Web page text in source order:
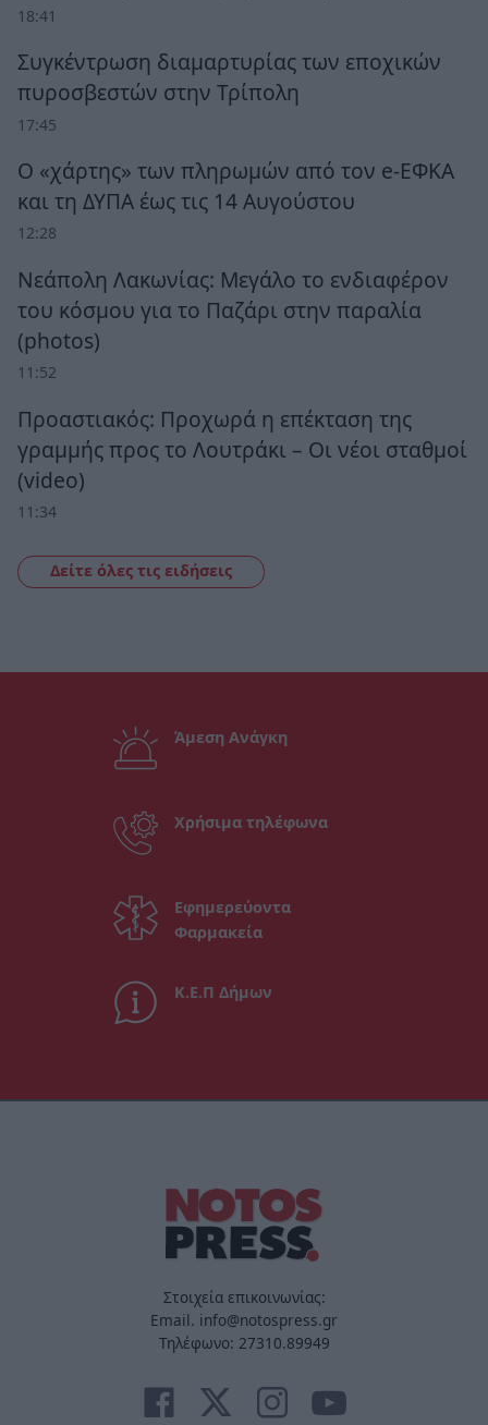
18:41
Συγκέντρωση διαμαρτυρίας των εποχικών
πυροσβεστών στην Τρίπολη
17:45
Ο «χάρτης» των πληρωμών από τον e-ΕΦΚΑ
και τη ΔΥΠΑ έως τις 14 Αυγούστου
12:28
Νεάπολη Λακωνίας: Μεγάλο το ενδιαφέρον
του κόσμου για το Παζάρι στην παραλία
(photos)
11:52
Προαστιακός: Προχωρά η επέκταση της
γραμμής προς το Λουτράκι – Οι νέοι σταθμοί
(video)
11:34
Δείτε όλες τις ειδήσεις
Άμεση Ανάγκη
Χρήσιμα τηλέφωνα
Εφημερεύοντα
Φαρμακεία
Κ.Ε.Π Δήμων
Στοιχεία επικοινωνίας:
Email. info@notospress.gr
Τηλέφωνο: 27310.89949